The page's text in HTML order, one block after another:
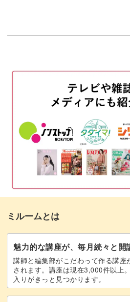
手描きではないので、時短に繋が
ですが実は、ただジェルを塗った
は、こんなふうに沈み込む感じが
くにゅっとした質感を出すには、
からちょっとした工夫が必要。
詳しくは、レッスンで確かめてみ
さらに、クッション感の作り方だ
粘土ジェルをのせる
ホログラムでハート型をつける
ビルダージェルで段差を埋める
クリアジェルを塗布する
表面を整える
クリアジェルを塗布する
ミラーパウダーをのせる
ホログラムをのせる
トップジェルでコーティングを
アウトラインを整える
ミルームとは
魅力的な講座が、毎月続々と開
講師と編集部がこだわって作る講座
されます。講座は現在3,000件以上
入りがきっと見つかります。